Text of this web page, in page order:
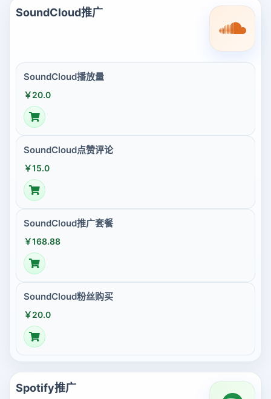
SoundCloud推广
SoundCloud播放量
￥20.0
SoundCloud点赞评论
￥15.0
SoundCloud推广套餐
￥168.88
SoundCloud粉丝购买
￥20.0
Spotify推广